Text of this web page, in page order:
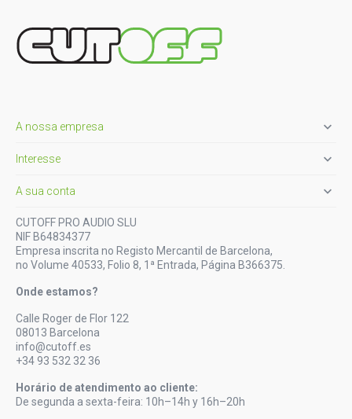
A nossa empresa 
Interesse 
A sua conta 
CUTOFF PRO AUDIO SLU
NIF B64834377
Empresa inscrita no Registo Mercantil de Barcelona,
no Volume 40533, Folio 8, 1ª Entrada, Página B366375.
Onde estamos?
Calle Roger de Flor 122
08013 Barcelona
info@cutoff.es
+34 93 532 32 36
Horário de atendimento ao cliente:
De segunda a sexta-feira: 10h–14h y 16h–20h